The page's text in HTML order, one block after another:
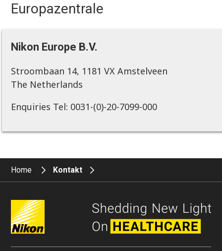
Europazentrale
Nikon Europe B.V.
Stroombaan 14, 1181 VX Amstelveen
The Netherlands
Enquiries Tel: 0031-(0)-20-7099-000
Home Kontakt